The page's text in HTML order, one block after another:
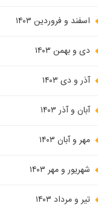
اسفند و فروردین ۱۴۰۳
دی و بهمن ۱۴۰۳
آذر و دی ۱۴۰۳
آبان و آذر ۱۴۰۳
مهر و آبان ۱۴۰۳
شهریور و مهر ۱۴۰۳
تیر و مرداد ۱۴۰۳